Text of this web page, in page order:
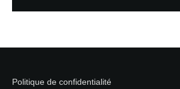
Politique de confidentialité